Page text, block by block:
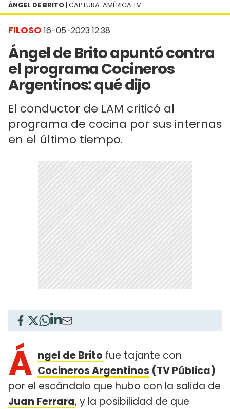
FILOSO 16-05-2023 12:38
Ángel de Brito apuntó contra
el programa Cocineros
Argentinos: qué dijo
El conductor de LAM criticó al
programa de cocina por sus internas
en el último tiempo.
ÁNGEL DE BRITO | CAPTURA: AMÉRICA TV
Á ngel de Brito fue tajante con
Cocineros Argentinos (TV Pública)
por el escándalo que hubo con la salida de
Juan Ferrara, y la posibilidad de que